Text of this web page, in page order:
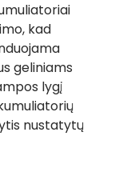
kad
geliniams
lygį
nustatytų